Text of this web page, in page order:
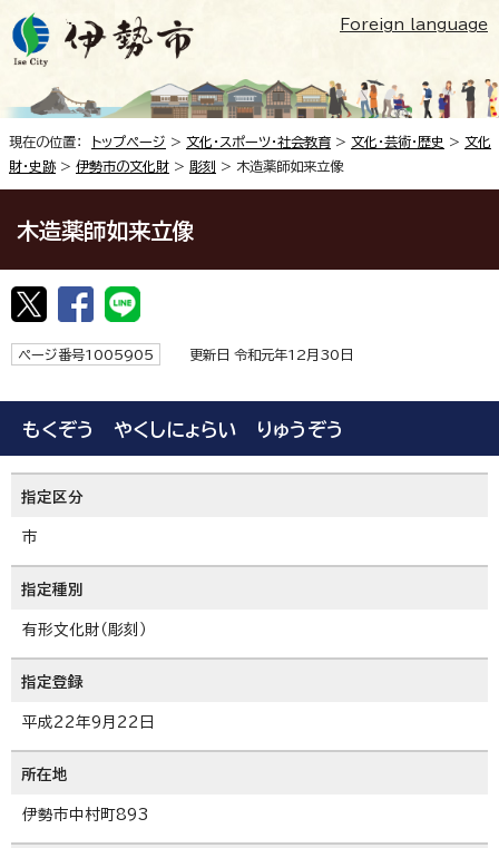
Foreign language
現在の位置： トップページ > 文化・スポーツ・社会教育 > 文化・芸術・歴史 > 文化
財・史跡 > 伊勢市の文化財 > 彫刻 > 木造薬師如来立像
木造薬師如来立像
ページ番号1005905 更新日 令和元年12月30日
もくぞう やくしにょらい りゅうぞう
指定区分
市
指定種別
有形文化財（彫刻）
指定登録
平成22年9月22日
所在地
伊勢市中村町893